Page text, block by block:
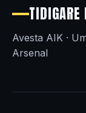
TIDIGARE
Avesta AIK ·
Arsenal